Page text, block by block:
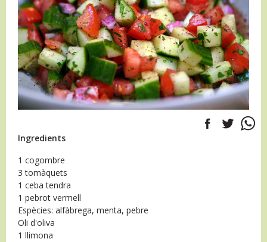
Ingredients
1 cogombre
3 tomàquets
1 ceba tendra
1 pebrot vermell
Espècies: alfàbrega, menta, pebre
Oli d'oliva
1 llimona